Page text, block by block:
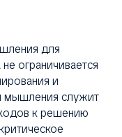
для
ограничивается
и
мышления служит
к решению